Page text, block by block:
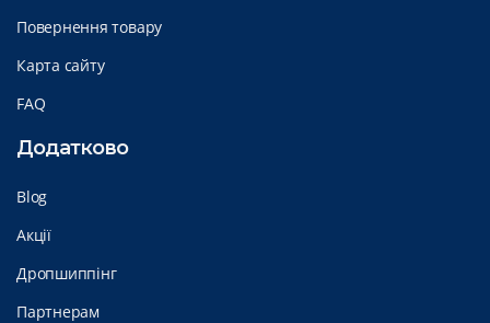
Повернення товару
Карта сайту
FAQ
Додатково
Blog
Акції
Дропшиппінг
Партнерам